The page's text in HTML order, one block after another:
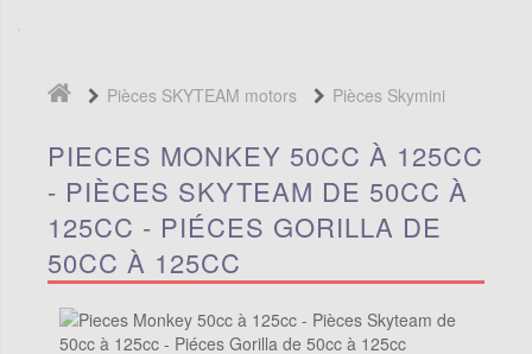
Pièces SKYTEAM motors
Pièces Skymini
Monkey - Gorilla
PIECES MONKEY 50CC À 125CC
- PIÈCES SKYTEAM DE 50CC À
125CC - PIÉCES GORILLA DE
50CC À 125CC